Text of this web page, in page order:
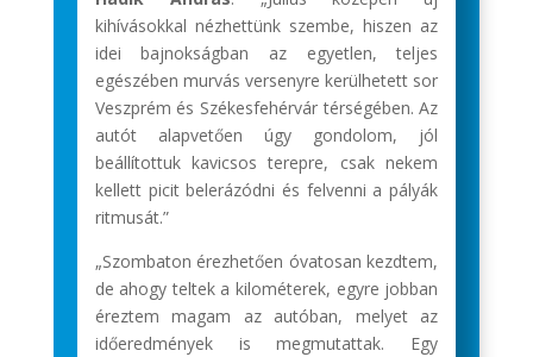
kihívásokkal nézhettünk szembe, hiszen az
idei bajnokságban az egyetlen, teljes
egészében murvás versenyre kerülhetett sor
Veszprém és Székesfehérvár térségében. Az
autót alapvetően úgy gondolom, jól
beállítottuk kavicsos terepre, csak nekem
kellett picit belerázódni és felvenni a pályák
ritmusát.”
„Szombaton érezhetően óvatosan kezdtem,
de ahogy teltek a kilométerek, egyre jobban
éreztem magam az autóban, melyet az
időeredmények is megmutattak. Egy